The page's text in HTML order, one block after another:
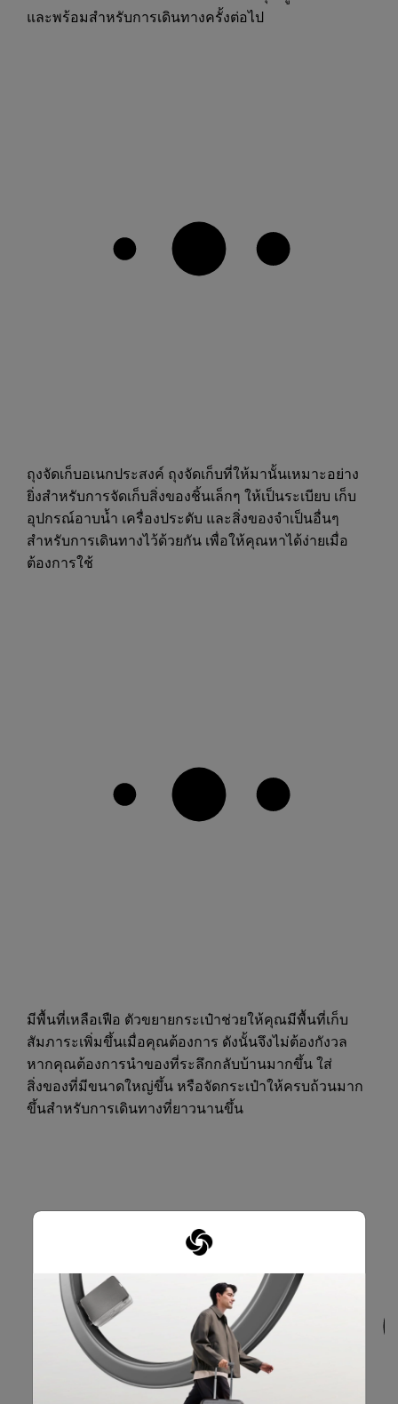
และพร้อมสำหรับการเดินทางครั้งต่อไป
ถุงจัดเก็บอเนกประสงค์ ถุงจัดเก็บที่ให้มานั้นเหมาะอย่าง
ยิ่งสำหรับการจัดเก็บสิ่งของชิ้นเล็กๆ ให้เป็นระเบียบ เก็บ
อุปกรณ์อาบน้ำ เครื่องประดับ และสิ่งของจำเป็นอื่นๆ
สำหรับการเดินทางไว้ด้วยกัน เพื่อให้คุณหาได้ง่ายเมื่อ
ต้องการใช้
มีพื้นที่เหลือเฟือ ตัวขยายกระเป๋าช่วยให้คุณมีพื้นที่เก็บ
สัมภาระเพิ่มขึ้นเมื่อคุณต้องการ ดังนั้นจึงไม่ต้องกังวล
หากคุณต้องการนำของที่ระลึกกลับบ้านมากขึ้น ใส่
สิ่งของที่มีขนาดใหญ่ขึ้น หรือจัดกระเป๋าให้ครบถ้วนมาก
ขึ้นสำหรับการเดินทางที่ยาวนานขึ้น